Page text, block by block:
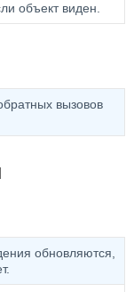
объект виден.
вызовов
обновляются,